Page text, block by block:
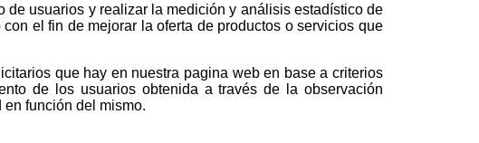
usuarios y realizar la medición y análisis estadístico de
el fin de mejorar la oferta de productos o servicios que
que hay en nuestra pagina web en base a criterios
de los usuarios obtenida a través de la observación
función del mismo.